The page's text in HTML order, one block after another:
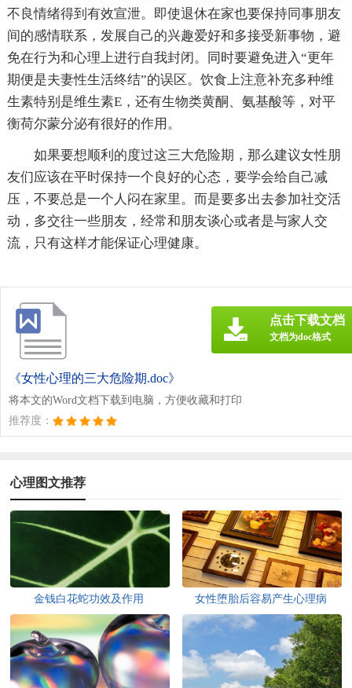
不良情绪得到有效宣泄。即使退休在家也要保持同事朋友
间的感情联系，发展自己的兴趣爱好和多接受新事物，避
免在行为和心理上进行自我封闭。同时要避免进入“更年
期便是夫妻性生活终结”的误区。饮食上注意补充多种维
生素特别是维生素E，还有生物类黄酮、氨基酸等，对平
衡荷尔蒙分泌有很好的作用。
如果要想顺利的度过这三大危险期，那么建议女性朋
友们应该在平时保持一个良好的心态，要学会给自己减
压，不要总是一个人闷在家里。而是要多出去参加社交活
动，多交往一些朋友，经常和朋友谈心或者是与家人交
流，只有这样才能保证心理健康。
《女性心理的三大危险期.doc》
将本文的Word文档下载到电脑，方便收藏和打印
推荐度：
点击下载文档
文档为doc格式
心理图文推荐
金钱白花蛇功效及作用 女性堕胎后容易产生心理病